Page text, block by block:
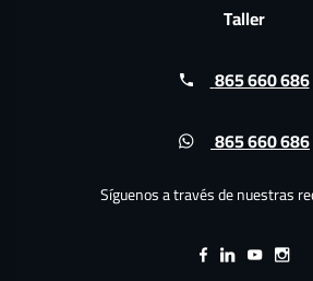
Taller
865 660 686
865 660 686
Síguenos a través de nuestras